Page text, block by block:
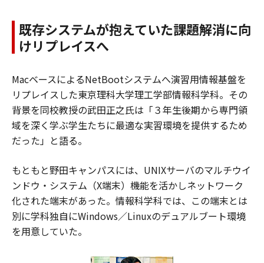
既存システムが抱えていた課題解消に向
けリプレイスへ
MacベースによるNetBootシステムへ演習用情報基盤を
リプレイスした東京理科大学理工学部情報科学科。その
背景を同校教授の武田正之氏は「３年生後期から専門領
域を深く学ぶ学生たちに最適な実習環境を提供するため
だった」と語る。
もともと野田キャンパスには、UNIXサーバのマルチウイ
ンドウ・システム（X端末）機能を活かしネットワーク
化された端末があった。情報科学科では、この端末とは
別に学科独自にWindows／Linuxのデュアルブート環境
を用意していた。